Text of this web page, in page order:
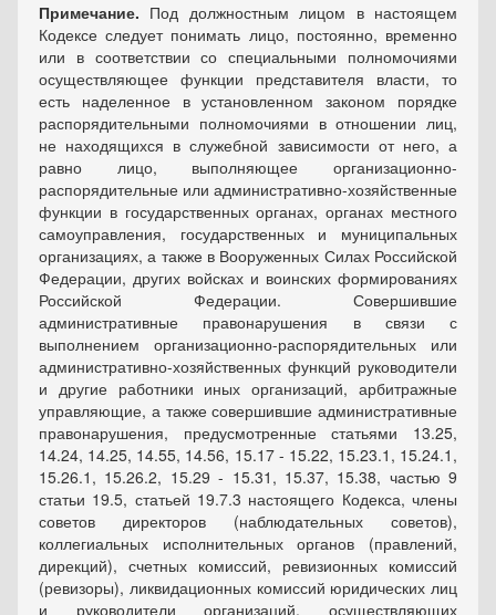
Примечание. Под должностным лицом в настоящем
Кодексе следует понимать лицо, постоянно, временно
или в соответствии со специальными полномочиями
осуществляющее функции представителя власти, то
есть наделенное в установленном законом порядке
распорядительными полномочиями в отношении лиц,
не находящихся в служебной зависимости от него, а
равно лицо, выполняющее организационно-
распорядительные или административно-хозяйственные
функции в государственных органах, органах местного
самоуправления, государственных и муниципальных
организациях, а также в Вооруженных Силах Российской
Федерации, других войсках и воинских формированиях
Российской Федерации. Совершившие
административные правонарушения в связи с
выполнением организационно-распорядительных или
административно-хозяйственных функций руководители
и другие работники иных организаций, арбитражные
управляющие, а также совершившие административные
правонарушения, предусмотренные статьями 13.25,
14.24, 14.25, 14.55, 14.56, 15.17 - 15.22, 15.23.1, 15.24.1,
15.26.1, 15.26.2, 15.29 - 15.31, 15.37, 15.38, частью 9
статьи 19.5, статьей 19.7.3 настоящего Кодекса, члены
советов директоров (наблюдательных советов),
коллегиальных исполнительных органов (правлений,
дирекций), счетных комиссий, ревизионных комиссий
(ревизоры), ликвидационных комиссий юридических лиц
и руководители организаций, осуществляющих